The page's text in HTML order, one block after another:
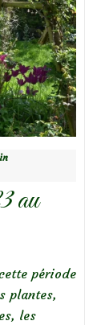
dans
mon
jardin
au
période
plantes,
les